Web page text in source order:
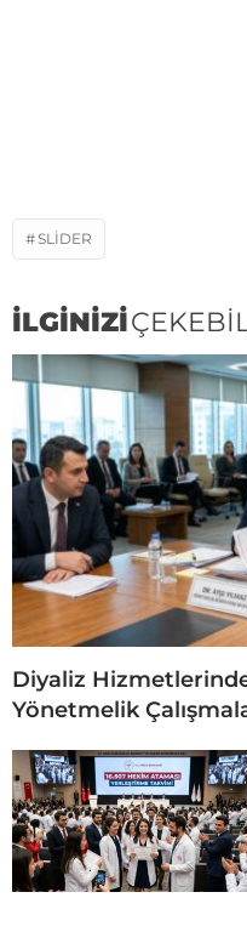
SLIDER
İLGİNİZİ
Diyaliz
Yönetmelik